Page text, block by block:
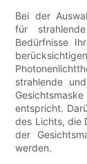
Bei der
für
Bedürfnisse
strahlende
entspricht.
des Lichts, die
der
werden.